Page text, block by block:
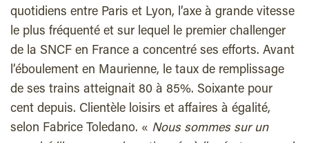
quotidiens entre Paris et Lyon, l’axe à grande vitesse
le plus fréquenté et sur lequel le premier challenger
de la SNCF en France a concentré ses efforts. Avant
l’éboulement en Maurienne, le taux de remplissage
de ses trains atteignait 80 à 85%. Soixante pour
cent depuis. Clientèle loisirs et affaires à égalité,
selon Fabrice Toledano. « Nous sommes sur un